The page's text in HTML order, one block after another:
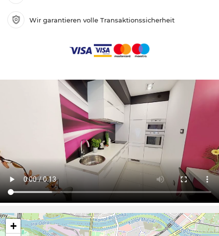
Wir garantieren volle Transaktionssicherheit
+